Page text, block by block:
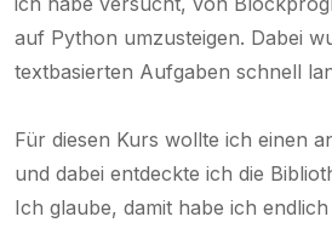
auf Python umzusteigen. Dabei
textbasierten Aufgaben schnell
Für diesen Kurs wollte ich einen
und dabei entdeckte ich die
Ich glaube, damit habe ich